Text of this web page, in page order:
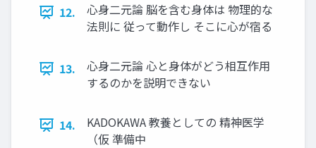
12.
心身二元論 脳を含む身体は 物理的な
法則に 従って動作し そこに心が宿る
13.
心身二元論 心と身体がどう相互作用
するのかを説明できない
14.
KADOKAWA 教養としての 精神医学
（仮 準備中